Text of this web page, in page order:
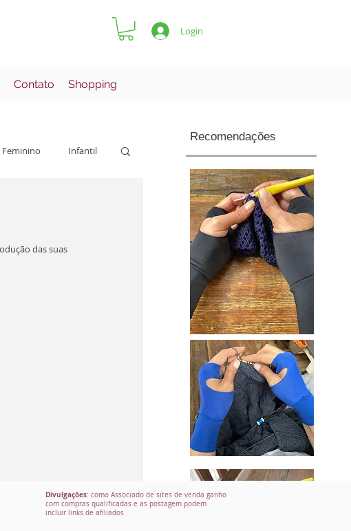
Login
Contato Shopping
Feminino Infantil
das suas
Recomendações
Divulgações: como Associado de sites de venda ganho
com compras qualificadas e as postagem podem
incluir links de afiliados